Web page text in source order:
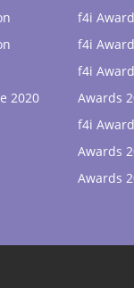
2020
f4i
f4i
f4i
Awards
f4i
Awards
Awards